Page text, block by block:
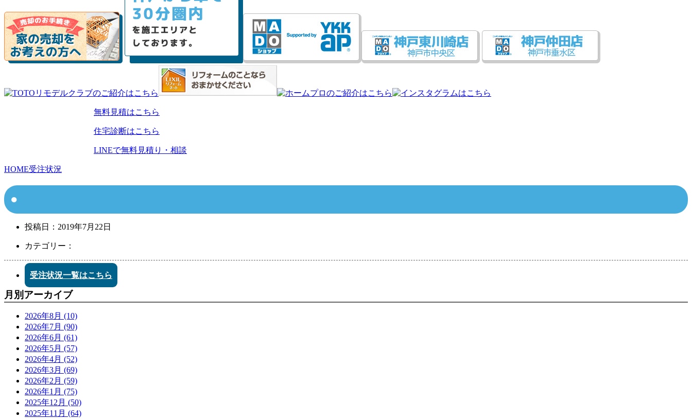
無料見積はこちら
住宅診断はこちら
LINEで無料見積り・相談
HOME受注状況
投稿日： 2019年7月22日
カテゴリー：
受注状況一覧はこちら
月別アーカイブ
2026年8月 (10)
2026年7月 (90)
2026年6月 (61)
2026年5月 (57)
2026年4月 (52)
2026年3月 (69)
2026年2月 (59)
2026年1月 (75)
2025年12月 (50)
2025年11月 (64)